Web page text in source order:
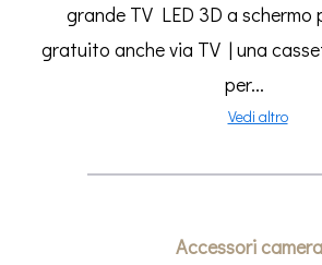
grande TV LED 3D a
gratuito anche via TV | una
per...
Vedi altro
Accessori camera